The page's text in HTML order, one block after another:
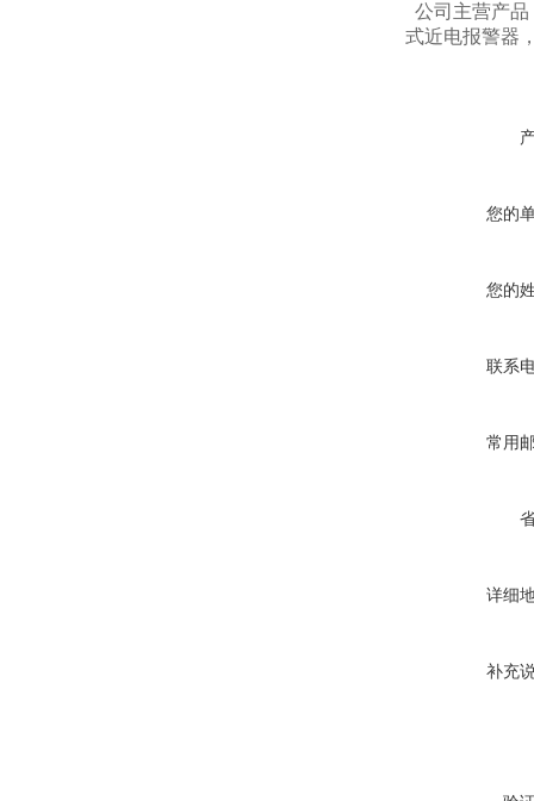
公司主营产
式近电报警器
您的
您的
联系
常用
详细
补充